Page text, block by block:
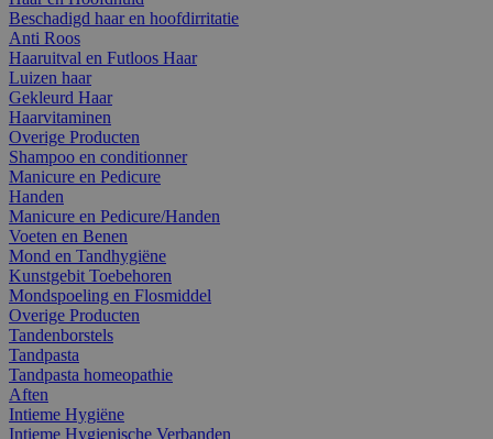
Beschadigd haar en hoofdirritatie
Anti Roos
Haaruitval en Futloos Haar
Luizen haar
Gekleurd Haar
Haarvitaminen
Overige Producten
Shampoo en conditionner
Manicure en Pedicure
Handen
Manicure en Pedicure/Handen
Voeten en Benen
Mond en Tandhygiëne
Kunstgebit Toebehoren
Mondspoeling en Flosmiddel
Overige Producten
Tandenborstels
Tandpasta
Tandpasta homeopathie
Aften
Intieme Hygiëne
Intieme Hygienische Verbanden